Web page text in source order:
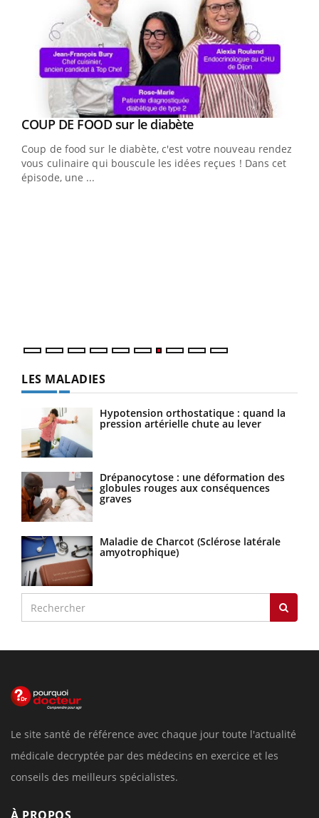
Youtube
COUP DE FOOD sur le diabèteYoutube
Coup de food sur le diabète, c'est votre nouveau rendez-
vous culinaire qui bouscule les idées reçues ! Dans cet
épisode, une ...
LES MALADIES
Hypotension orthostatique : quand la
pression artérielle chute au lever
Drépanocytose : une déformation des
globules rouges aux conséquences
graves
Maladie de Charcot (Sclérose latérale
amyotrophique)
Le site santé de référence avec chaque jour toute l'actualité
médicale decryptée par des médecins en exercice et les
conseils des meilleurs spécialistes.